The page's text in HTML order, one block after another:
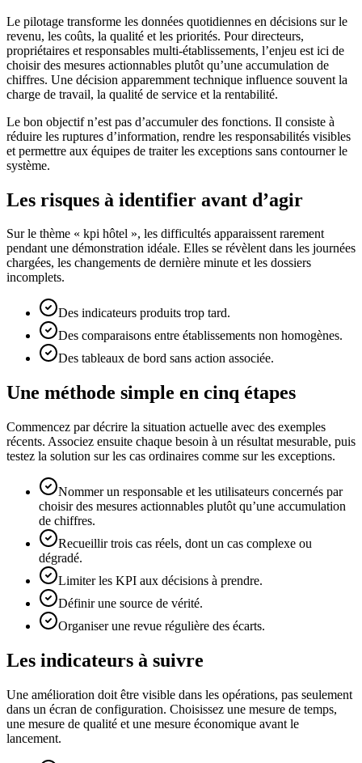
Le pilotage transforme les données quotidiennes en décisions sur le
revenu, les coûts, la qualité et les priorités. Pour directeurs,
propriétaires et responsables multi-établissements, l’enjeu est ici de
choisir des mesures actionnables plutôt qu’une accumulation de
chiffres. Une décision apparemment technique influence souvent la
charge de travail, la qualité de service et la rentabilité.
Le bon objectif n’est pas d’accumuler des fonctions. Il consiste à
réduire les ruptures d’information, rendre les responsabilités visibles
et permettre aux équipes de traiter les exceptions sans contourner le
système.
Les risques à identifier avant d’agir
Sur le thème « kpi hôtel », les difficultés apparaissent rarement
pendant une démonstration idéale. Elles se révèlent dans les journées
chargées, les changements de dernière minute et les dossiers
incomplets.
Des indicateurs produits trop tard.
Des comparaisons entre établissements non homogènes.
Des tableaux de bord sans action associée.
Une méthode simple en cinq étapes
Commencez par décrire la situation actuelle avec des exemples
récents. Associez ensuite chaque besoin à un résultat mesurable, puis
testez la solution sur les cas ordinaires comme sur les exceptions.
Nommer un responsable et les utilisateurs concernés par
choisir des mesures actionnables plutôt qu’une accumulation
de chiffres.
Recueillir trois cas réels, dont un cas complexe ou
dégradé.
Limiter les KPI aux décisions à prendre.
Définir une source de vérité.
Organiser une revue régulière des écarts.
Les indicateurs à suivre
Une amélioration doit être visible dans les opérations, pas seulement
dans un écran de configuration. Choisissez une mesure de temps,
une mesure de qualité et une mesure économique avant le
lancement.